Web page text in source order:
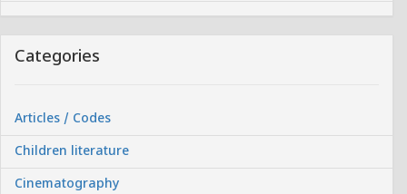
Categories
Articles / Codes
Children literature
Cinematography